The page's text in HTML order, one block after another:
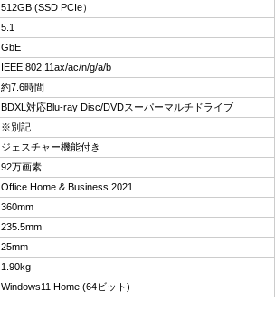
512GB (SSD PCIe）
5.1
GbE
IEEE 802.11ax/ac/n/g/a/b
約7.6時間
BDXL対応Blu-ray Disc/DVDスーパーマルチドライブ
※別記
ジェスチャー機能付き
92万画素
Office Home & Business 2021
360mm
235.5mm
25mm
1.90kg
Windows11 Home (64ビット)